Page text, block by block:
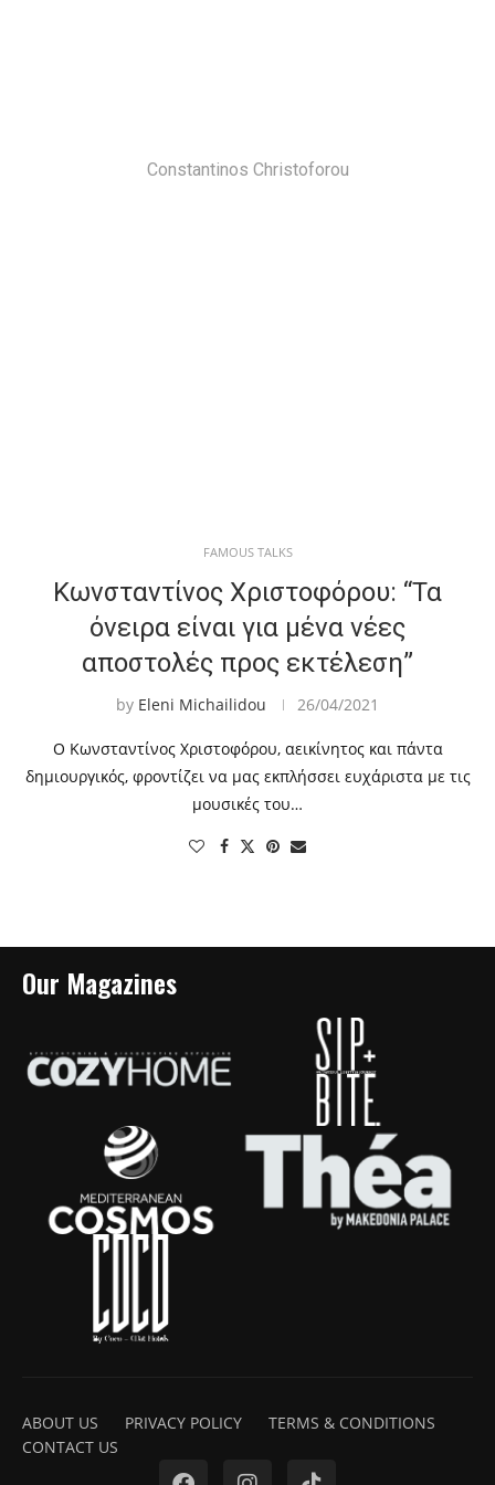
Constantinos Christoforou
FAMOUS TALKS
Κωνσταντίνος Χριστοφόρου: “Τα
όνειρα είναι για μένα νέες
αποστολές προς εκτέλεση”
by Eleni Michailidou 26/04/2021
Ο Κωνσταντίνος Χριστοφόρου, αεικίνητος και πάντα
δημιουργικός, φροντίζει να μας εκπλήσσει ευχάριστα με τις
μουσικές του…
Our Magazines
ABOUT US PRIVACY POLICY
TERMS & CONDITIONS
CONTACT US